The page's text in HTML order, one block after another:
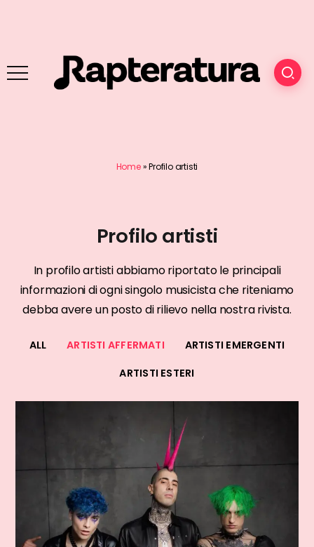
Home»Profilo artisti
Profilo artisti
In profilo artisti abbiamo riportato le principali
informazioni di ogni singolo musicista che riteniamo
debba avere un posto di rilievo nella nostra rivista.
ALL ARTISTI AFFERMATI ARTISTI EMERGENTI
ARTISTI ESTERI